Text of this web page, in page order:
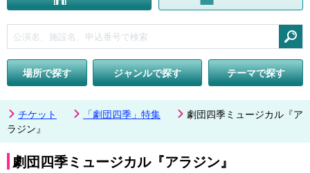
場所で探す
ジャンルで探す テーマで探す
チケット 「劇団四季」特集
劇団四季ミュージカル『ア
ラジン』
劇団四季ミュージカル『アラジン』